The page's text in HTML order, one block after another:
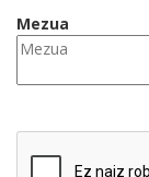
Mezua